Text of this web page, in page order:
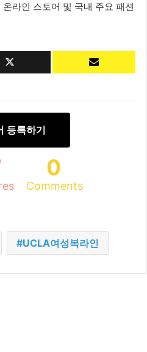
라인 스토어 및 국내 주요 패션
등록하기
0
Comments
UCLA여성복라인